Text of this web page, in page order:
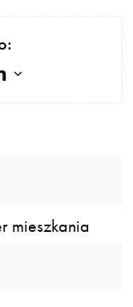
mieszkania